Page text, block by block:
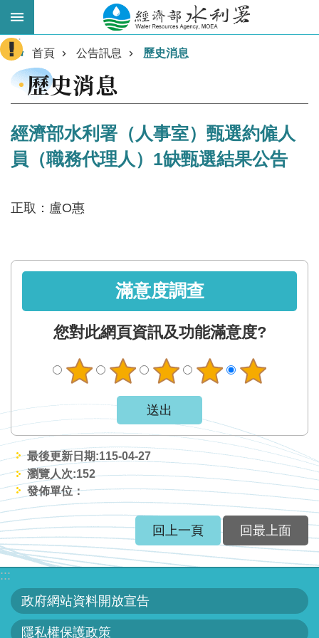
跳到主要內容區塊
進
階
搜
業
情
公
告
訊
息
便
民
服
資
訊
:::
首頁 公告訊息 歷史消息
歷史消息
經濟部水利署（人事室）甄選約僱人
員（職務代理人）1缺甄選結果公告
正取：盧O惠
滿意度調查
您對此網頁資訊及功能滿意度?
最後更新日期:115-04-27
瀏覽人次:152
發佈單位：
回上一頁 回最上面
:::
政府網站資料開放宣告
隱私權保護政策